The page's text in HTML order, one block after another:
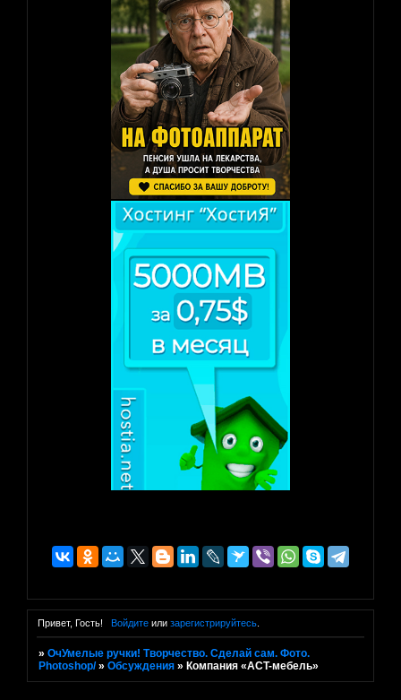
Привет, Гость! Войдитеили зарегистрируйтесь.
»ОчУмелые ручки! Творчество. Сделай сам. Фото.
Photoshop/ »Обсуждения » Компaния «AСT-мeбeль»